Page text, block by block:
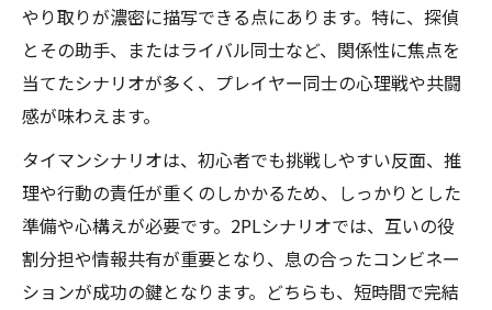
探偵シナリオおすすめ最新ラインナップ紹
介
ソロや2PL対応探偵シナリオの厳選ポイント
KPレスで今すぐ遊べる探偵シナリオ特集
継続PCにも合う探偵シナリオおすすめ解説
推理重視派向け探偵シナリオの選び方
やり取りが濃密に描写できる点にあります。特に、探偵
とその助手、またはライバル同士など、関係性に焦点を
当てたシナリオが多く、プレイヤー同士の心理戦や共闘
感が味わえます。
タイマンシナリオは、初心者でも挑戦しやすい反面、推
理や行動の責任が重くのしかかるため、しっかりとした
準備や心構えが必要です。2PLシナリオでは、互いの役
割分担や情報共有が重要となり、息の合ったコンビネー
ションが成功の鍵となります。どちらも、短時間で完結